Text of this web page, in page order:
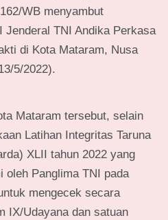
WB menyambut
Jenderal TNI Andika Perkasa
di Kota Mataram, Nusa
5/2022).
Mataram tersebut, selain
Latihan Integritas Taruna
XLII tahun 2022 yang
oleh Panglima TNI pada
mengecek secara
IX/Udayana dan satuan